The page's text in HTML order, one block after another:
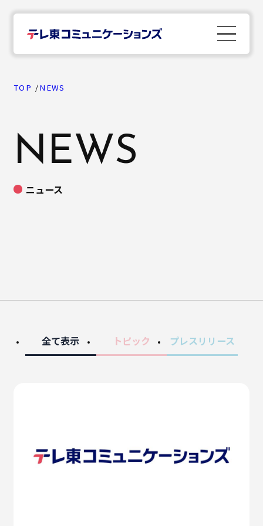
TOP
TOP NEWS
NEWS
ニュース
全て表示 トピック プレスリリース